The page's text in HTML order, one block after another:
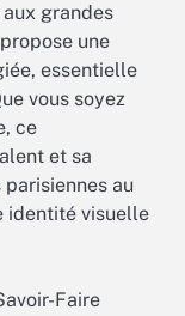
grandes
une
essentielle
vous soyez
ce
et sa
au
identité visuelle
Faire